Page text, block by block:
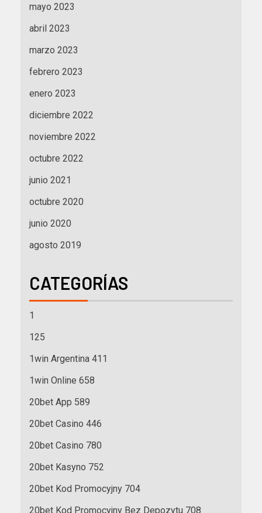
mayo 2023
abril 2023
marzo 2023
febrero 2023
enero 2023
diciembre 2022
noviembre 2022
octubre 2022
junio 2021
octubre 2020
junio 2020
agosto 2019
CATEGORÍAS
1
125
1win Argentina 411
1win Online 658
20bet App 589
20bet Casino 446
20bet Casino 780
20bet Kasyno 752
20bet Kod Promocyjny 704
20bet Kod Promocyjny Bez Depozytu 708